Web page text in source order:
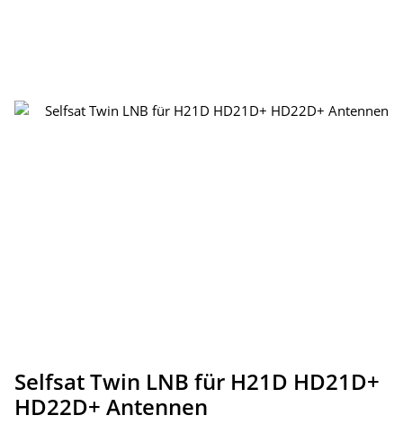
Selfsat Twin LNB für H21D HD21D+
HD22D+ Antennen